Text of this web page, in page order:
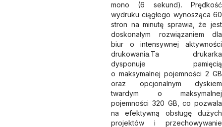
mono (6 sekund). Prędkość
wydruku ciągłego wynosząca 60
stron na minutę sprawia, że jest
doskonałym rozwiązaniem dla
biur o intensywnej aktywności
drukowania.Ta drukarka
dysponuje pamięcią
o maksymalnej pojemności 2 GB
oraz opcjonalnym dyskiem
twardym o maksymalnej
pojemności 320 GB, co pozwala
na efektywną obsługę dużych
projektów i przechowywanie